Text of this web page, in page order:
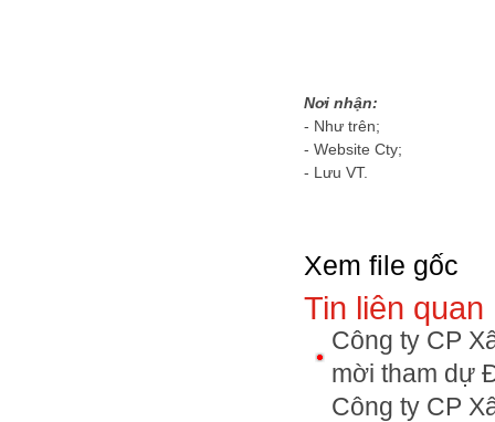
Nơi nhận:
- Như trên;
- Website Cty;
- Lưu VT.
Xem file gốc
Tin liên quan
Công ty CP
mời tham dự
Công ty CP